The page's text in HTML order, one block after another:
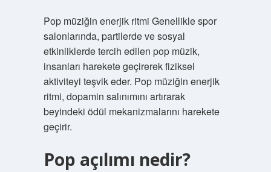
Pop müziğin enerjik ritmi Genellikle spor
salonlarında, partilerde ve sosyal
etkinliklerde tercih edilen pop müzik,
insanları harekete geçirerek fiziksel
aktiviteyi teşvik eder. Pop müziğin enerjik
ritmi, dopamin salınımını artırarak
beyindeki ödül mekanizmalarını harekete
geçirir.
Pop açılımı nedir?